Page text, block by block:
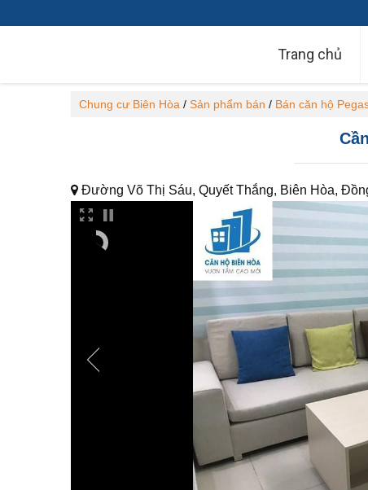
Trang chủ
Chung cư Biên Hòa / Sản phẩm bán / Bán căn hộ
Đường Võ Thị Sáu, Quyết Thắng, Biên Hòa,